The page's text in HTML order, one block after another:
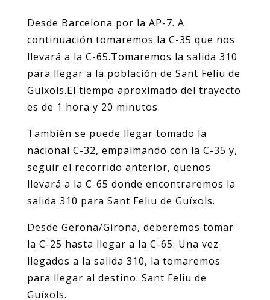
Desde Barcelona por la AP-7. A
continuación tomaremos la C-35 que nos
llevará a la C-65.Tomaremos la salida 310
para llegar a la población de Sant Feliu de
Guíxols.El tiempo aproximado del trayecto
es de 1 hora y 20 minutos.
También se puede llegar tomado la
nacional C-32, empalmando con la C-35 y,
seguir el recorrido anterior, quenos
llevará a la C-65 donde encontraremos la
salida 310 para Sant Feliu de Guíxols.
Desde Gerona/Girona, deberemos tomar
la C-25 hasta llegar a la C-65. Una vez
llegados a la salida 310, la tomaremos
para llegar al destino: Sant Feliu de
Guíxols.